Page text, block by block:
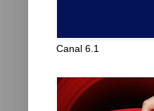
Canal 6.1